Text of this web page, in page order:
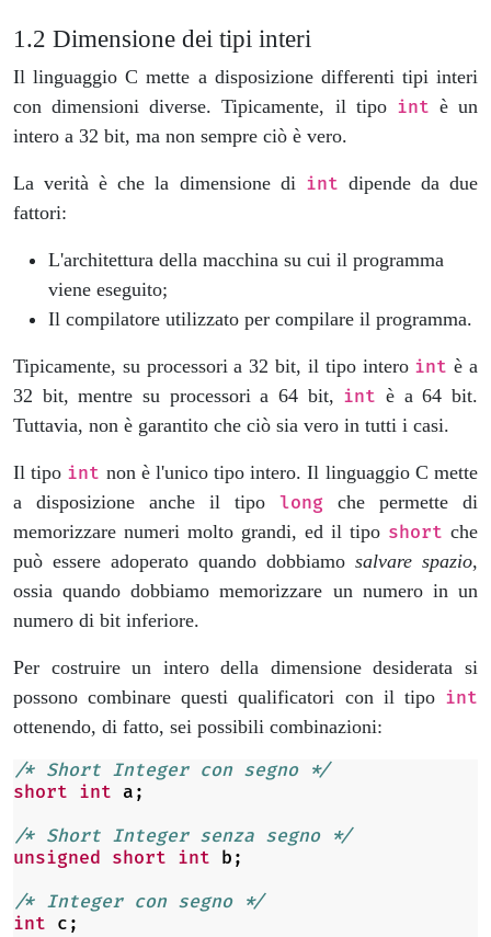
Dimensione dei tipi interi
Il linguaggio C mette a disposizione differenti tipi interi
con dimensioni diverse. Tipicamente, il tipo int è un
intero a 32 bit, ma non sempre ciò è vero.
La verità è che la dimensione di int dipende da due
fattori:
L'architettura della macchina su cui il programma
viene eseguito;
Il compilatore utilizzato per compilare il programma.
Tipicamente, su processori a 32 bit, il tipo intero int è a
32 bit, mentre su processori a 64 bit, int è a 64 bit.
Tuttavia, non è garantito che ciò sia vero in tutti i casi.
Il tipo int non è l'unico tipo intero. Il linguaggio C mette
a disposizione anche il tipo long che permette di
memorizzare numeri molto grandi, ed il tipo short che
può essere adoperato quando dobbiamo salvare spazio,
ossia quando dobbiamo memorizzare un numero in un
numero di bit inferiore.
Per costruire un intero della dimensione desiderata si
possono combinare questi qualificatori con il tipo int
ottenendo, di fatto, sei possibili combinazioni:
/* Short Integer con segno */
short int a ;
/* Short Integer senza segno */
unsigned short int b ;
/* Integer con segno */
int c ;